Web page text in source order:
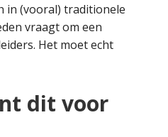
in (vooral) traditionele
vraagt om een
Het moet echt
dit voor